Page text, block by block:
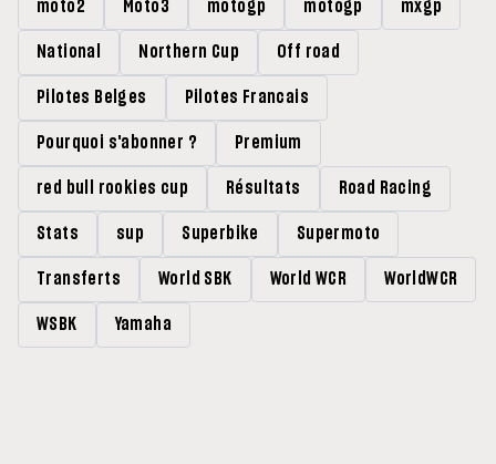
moto2 Moto3 motogp motogp mxgp
National Northern Cup Off road
Pilotes Belges Pilotes Francais
Pourquoi s'abonner ? Premium
red bull rookies cup Résultats Road Racing
Stats sup Superbike Supermoto
Transferts World SBK World WCR WorldWCR
WSBK Yamaha